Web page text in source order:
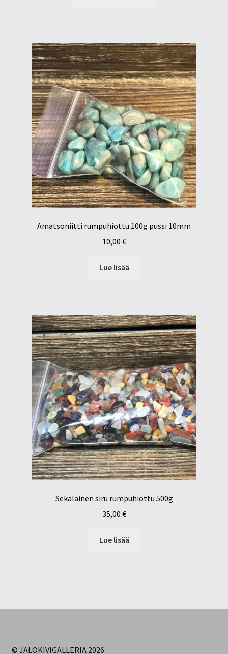
Amatsoniitti rumpuhiottu 100g pussi 10mm
10,00 €
Lue lisää
Sekalainen siru rumpuhiottu 500g
35,00 €
Lue lisää
© JALOKIVIGALLERIA 2026